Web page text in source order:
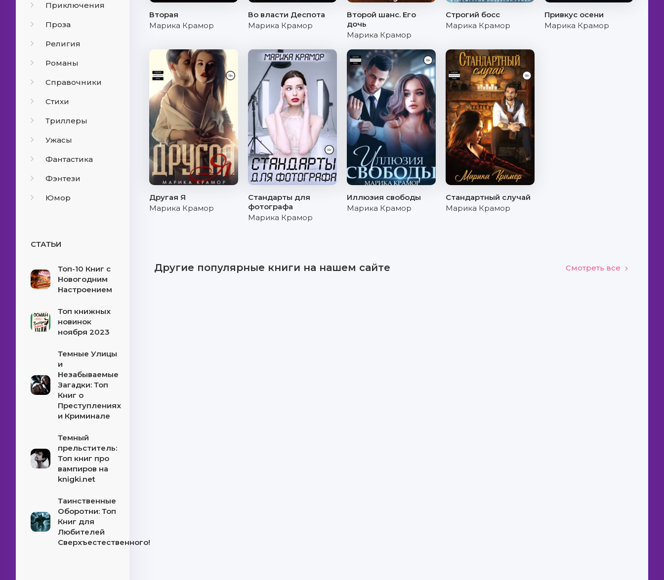
Приключения
Проза
Религия
Романы
Справочники
Стихи
Триллеры
Ужасы
Фантастика
Фэнтези
Юмор
СТАТЬИ
Топ-10 Книг с
Новогодним
Настроением
Топ книжных
новинок
ноября 2023
Темные Улицы
и
Незабываемые
Загадки: Топ
Книг о
Преступлениях
и Криминале
Темный
прельститель:
Топ книг про
вампиров на
knigki.net
Таинственные
Оборотни: Топ
Книг для
Любителей
Сверхъестественного!
Вторая
Марика Крамор
Во власти Деспота
Марика Крамор
Второй шанс. Его
дочь
Марика Крамор
Строгий босс
Марика Крамор
Привкус осени
Марика Крамор
Другая Я
Марика Крамор
Стандарты для
фотографа
Марика Крамор
Иллюзия свободы
Марика Крамор
Стандартный случай
Марика Крамор
Другие популярные книги на нашем сайте Смотреть все